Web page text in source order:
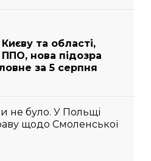
та області,
нова підозра
за 5 серпня
не було. У Польщі
щодо Смоленської